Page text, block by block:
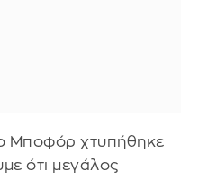
Μποφόρ χτυπήθηκε
ότι μεγάλος